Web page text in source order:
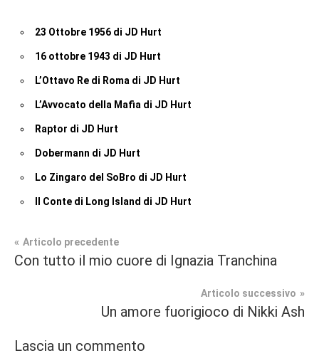
23 Ottobre 1956 di JD Hurt
16 ottobre 1943 di JD Hurt
L’Ottavo Re di Roma di JD Hurt
L’Avvocato della Mafia di JD Hurt
Raptor di JD Hurt
Dobermann di JD Hurt
Lo Zingaro del SoBro di JD Hurt
Il Conte di Long Island di JD Hurt
Tag
#booklover,
Recensioni
Navigazione
Articolo precedente
Con tutto il mio cuore di Ignazia Tranchina
Articolo successivo
Un amore fuorigioco di Nikki Ash
Lascia un commento